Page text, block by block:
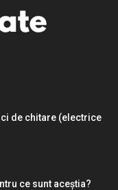
de chitare (electrice
ce sunt aceștia?